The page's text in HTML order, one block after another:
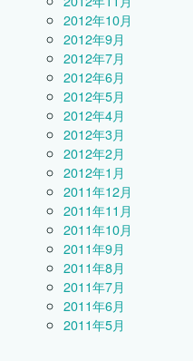
2012年10月
2012年9月
2012年7月
2012年6月
2012年5月
2012年4月
2012年3月
2012年2月
2012年1月
2011年12月
2011年11月
2011年10月
2011年9月
2011年8月
2011年7月
2011年6月
2011年5月